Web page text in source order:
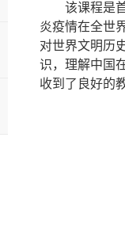
该课程是
炎疫情在全世
对世界文明历
识，理解中国
收到了良好的